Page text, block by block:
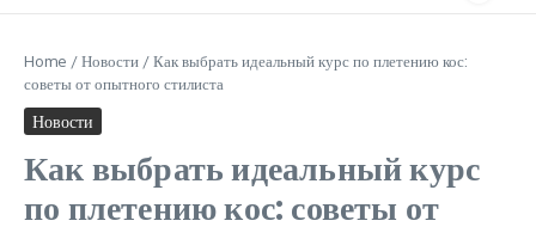
Home /Новости /Как выбрать идеальный курс по плетению кос:
советы от опытного стилиста
Новости
Как выбрать идеальный курс
по плетению кос: советы от